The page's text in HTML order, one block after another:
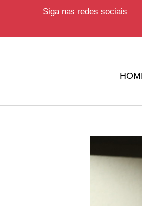
Siga nas redes sociais